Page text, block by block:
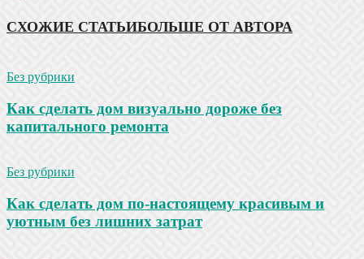
СХОЖИЕ СТАТЬИБОЛЬШЕ ОТ АВТОРА
Без рубрики
Как сделать дом визуально дороже без
капитального ремонта
Без рубрики
Как сделать дом по-настоящему красивым и
уютным без лишних затрат